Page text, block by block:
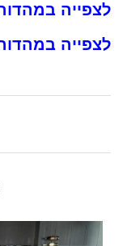
לצפייה
לצפייה